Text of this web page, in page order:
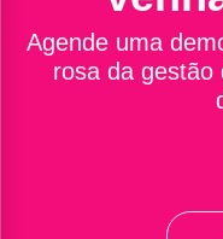
Agende uma
rosa da gestão